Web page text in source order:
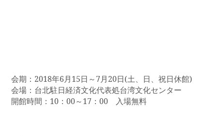
連
リ
ン
ク
会期： 2018年6月15日～7月20日(土、日、祝日休館)
会場：台北駐日経済文化代表処台湾文化センター
開館時間： 10 ： 00～17 ： 00 入場無料